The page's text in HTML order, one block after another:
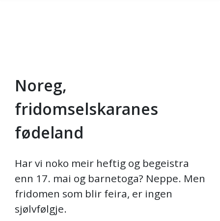
Gå til hovedinnhold
Noreg,
fridomselskaranes
fødeland
Har vi noko meir heftig og begeistra
enn 17. mai og barnetoga? Neppe. Men
fridomen som blir feira, er ingen
sjølvfølgje.